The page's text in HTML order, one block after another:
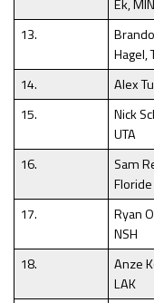
Ek, MIN
13.
Hagel,
14. Alex
15.
Nick
UTA
16.
Sam
Floride
17.
Ryan
NSH
18.
Anze
LAK